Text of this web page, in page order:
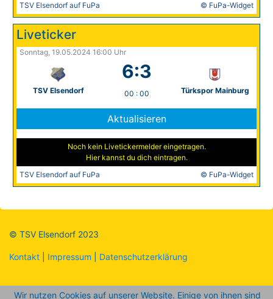
TSV Elsendorf auf FuPa © FuPa-Widget
Liveticker
Sonntag, 19.05.2024 16:00 Uhr
TSV Elsendorf
6:3
00 : 00 Türkspor Mainburg
Aktualisieren
Noch kein Livetickermelder eingetragen.
Hier kannst du dich eintragen.
TSV Elsendorf auf FuPa
© FuPa-Widget
© TSV Elsendorf 2023
Kontakt Impressum Datenschutzerklärung
Wir nutzen Cookies auf unserer Website. Einige von ihnen sind